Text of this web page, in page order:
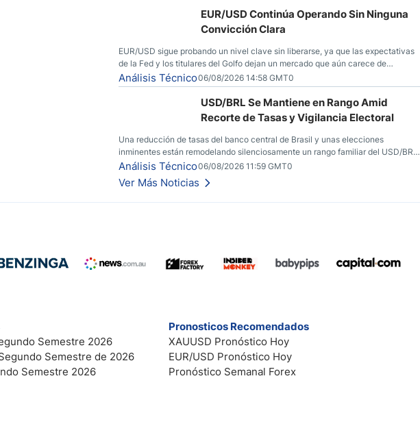
EUR/USD Continúa Operando Sin Ninguna
Convicción Clara
EUR/USD sigue probando un nivel clave sin liberarse, ya que las expectativas
de la Fed y los titulares del Golfo dejan un mercado que aún carece de
convicción real.
Análisis Técnico06/08/2026 14:58 GMT0
USD/BRL Se Mantiene en Rango Amid
Recorte de Tasas y Vigilancia Electoral
Una reducción de tasas del banco central de Brasil y unas elecciones
inminentes están remodelando silenciosamente un rango familiar del USD/BRL.
Una reducción de tasas por parte del banco central de Brasil y unas elecciones
inminentes están remodelando silenciosamente un rango familiar del USD/BRL.
Esto es lo que los traders están observando a continuación.
Análisis Técnico06/08/2026 11:59 GMT0
Ver Más Noticias
Semestre 2026
Semestre de 2026
Semestre 2026
Pronosticos Recomendados
XAUUSD Pronóstico Hoy
EUR/USD Pronóstico Hoy
Pronóstico Semanal Forex